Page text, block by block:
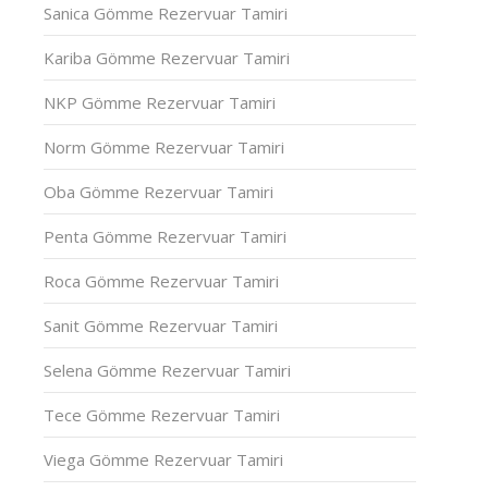
Sanica Gömme Rezervuar Tamiri
Kariba Gömme Rezervuar Tamiri
NKP Gömme Rezervuar Tamiri
Norm Gömme Rezervuar Tamiri
Oba Gömme Rezervuar Tamiri
Penta Gömme Rezervuar Tamiri
Roca Gömme Rezervuar Tamiri
Sanit Gömme Rezervuar Tamiri
Selena Gömme Rezervuar Tamiri
Tece Gömme Rezervuar Tamiri
Viega Gömme Rezervuar Tamiri